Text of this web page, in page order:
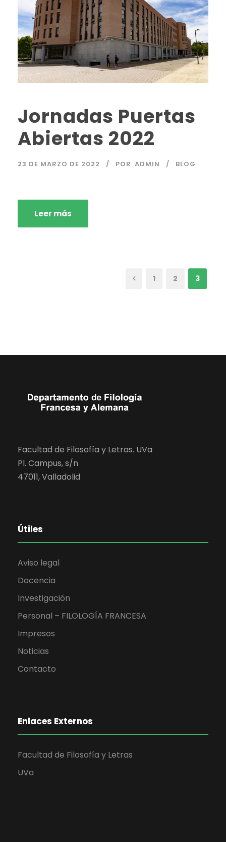
Jornadas Puertas
Abiertas 2022
23 DE MARZO DE 2022 POR ADMIN BLOG
Leer más
1 2 3
Facultad de Filosofía y Letras. UVa
Pl. Campus, s/n
47011, Valladolid
Útiles
Aviso legal
Docencia
Investigación
Personal – FILOLOGÍA FRANCESA
Impresos
Noticias
Contacto
Enlaces Externos
Facultad de Filosofía y Letras
UVa